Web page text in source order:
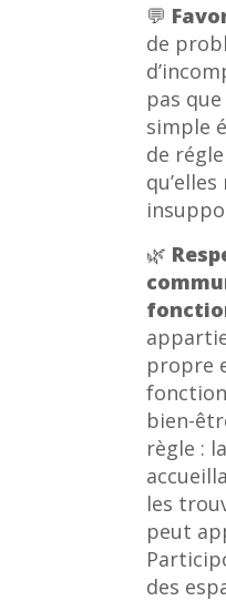
💬
de
pas
simple
de
🌿
propre
bien-
règle :
les
peut
des